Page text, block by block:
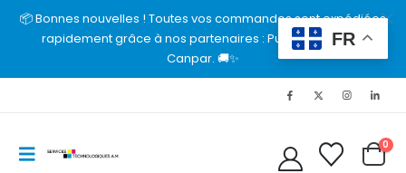
📦 Bonnes nouvelles ! Toutes vos commandes sont expédiées
rapidement grâce à nos partenaires : Purolator, UPS et
Canpar. 🚚✨
0
FR